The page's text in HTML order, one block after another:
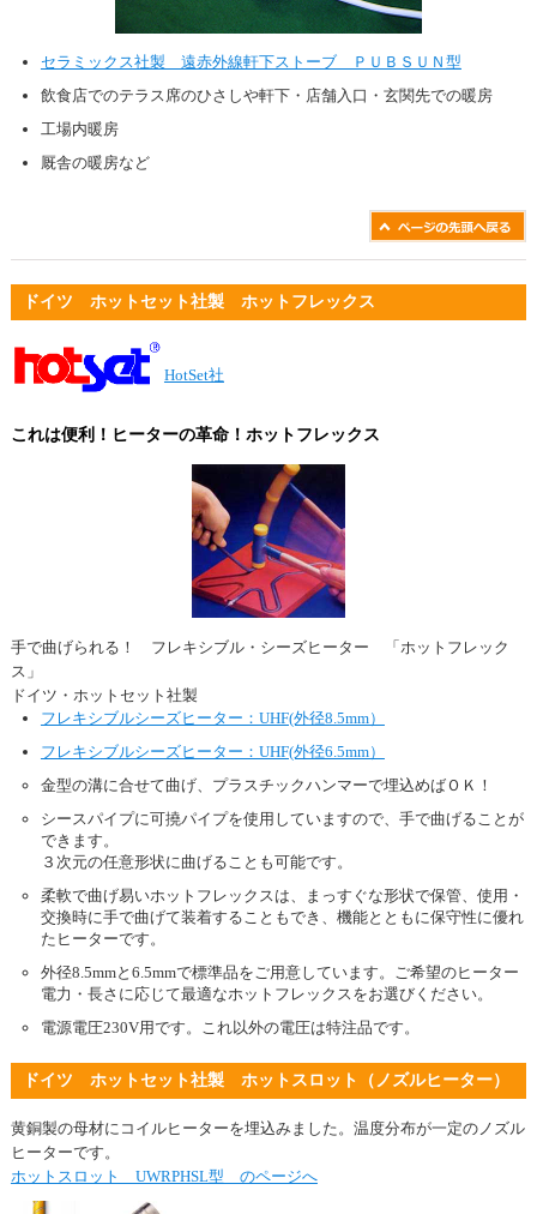
セラミックス社製 遠赤外線軒下ストーブ ＰＵＢＳＵＮ型
飲食店でのテラス席のひさしや軒下・店舗入口・玄関先での暖房
工場内暖房
厩舎の暖房など
ドイツ ホットセット社製 ホットフレックス
HotSet社
これは便利！ヒーターの革命！ホットフレックス
手で曲げられる！ フレキシブル・シーズヒーター 「ホットフレック
ス」
ドイツ・ホットセット社製
フレキシブルシーズヒーター：UHF(外径8.5mm）
フレキシブルシーズヒーター：UHF(外径6.5mm）
金型の溝に合せて曲げ、プラスチックハンマーで埋込めばＯＫ！
シースパイプに可撓パイプを使用していますので、手で曲げることが
できます。
３次元の任意形状に曲げることも可能です。
柔軟で曲げ易いホットフレックスは、まっすぐな形状で保管、使用・
交換時に手で曲げて装着することもでき、機能とともに保守性に優れ
たヒーターです。
外径8.5mmと6.5mmで標準品をご用意しています。ご希望のヒーター
電力・長さに応じて最適なホットフレックスをお選びください。
電源電圧230V用です。これ以外の電圧は特注品です。
ドイツ ホットセット社製 ホットスロット（ノズルヒーター）
黄銅製の母材にコイルヒーターを埋込みました。温度分布が一定のノズル
ヒーターです。
ホットスロット UWRPHSL型 のページへ